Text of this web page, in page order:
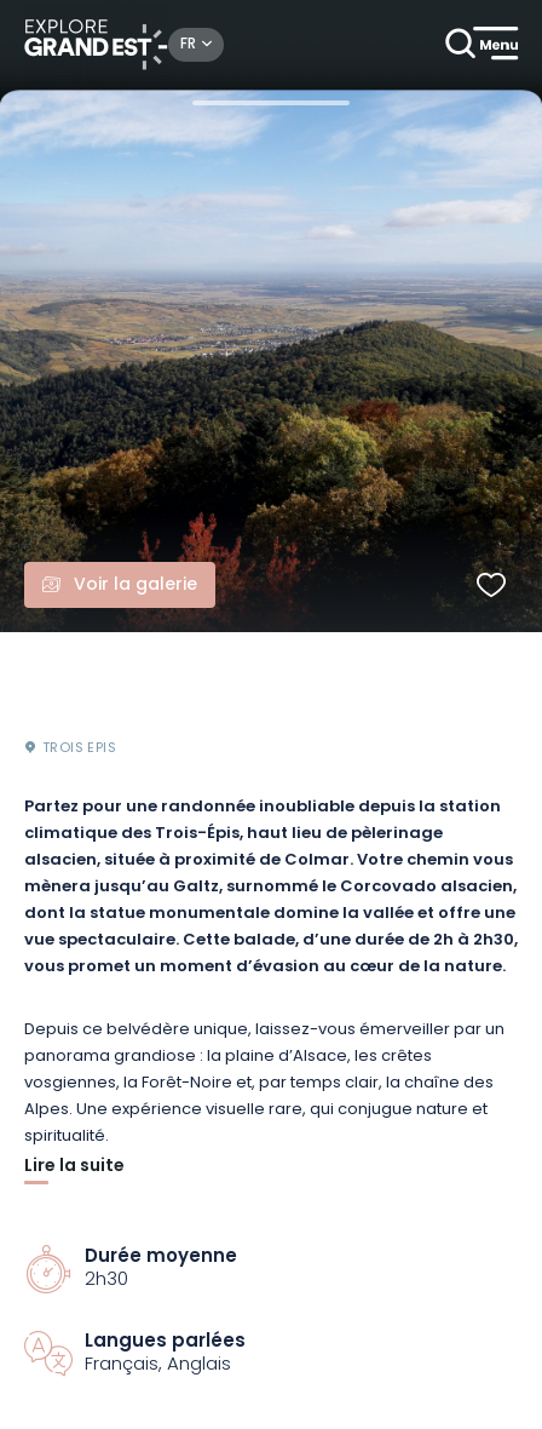
FR
Escapades Randonnée découverte du Galtz et des Trois Epis
Voir la galerie
TROIS EPIS
Partez pour une randonnée inoubliable depuis la station
climatique des Trois-Épis, haut lieu de pèlerinage
alsacien, située à proximité de Colmar. Votre chemin vous
mènera jusqu’au Galtz, surnommé le Corcovado alsacien,
dont la statue monumentale domine la vallée et offre une
vue spectaculaire. Cette balade, d’une durée de 2h à 2h30,
vous promet un moment d’évasion au cœur de la nature.
Depuis ce belvédère unique, laissez-vous émerveiller par un
panorama grandiose : la plaine d’Alsace, les crêtes
vosgiennes, la Forêt-Noire et, par temps clair, la chaîne des
Alpes. Une expérience visuelle rare, qui conjugue nature et
spiritualité.
religieux et traditions locales. Une escapade qui associe
marche en pleine nature, culture et contemplation, accessible
Vivez une parenthèse vivifiante et enrichissante au cœur de
Lire la suite
Durée moyenne
2h30
Langues parlées
Français, Anglais